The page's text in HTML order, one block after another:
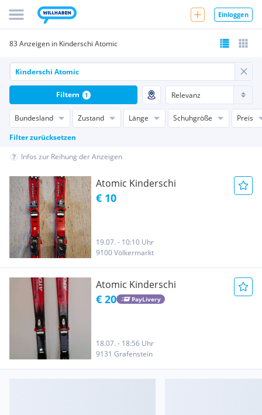
Einloggen
83 Anzeigen in Kinderschi Atomic
Bundesland Zustand Länge Schuhgröße
Preis
Filter zurücksetzen
Filtern 1
Infos zur Reihung der Anzeigen
Atomic Kinderschi
€ 10
19.07. - 10:10 Uhr
9100 Völkermarkt
Atomic Kinderschi
€ 20 PayLivery
18.07. - 18:56 Uhr
9131 Grafenstein